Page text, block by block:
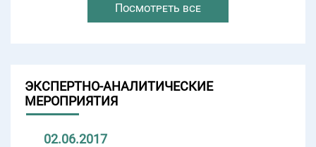
Посмотреть все
ЭКСПЕРТНО-АНАЛИТИЧЕСКИЕ
МЕРОПРИЯТИЯ
02.06.2017